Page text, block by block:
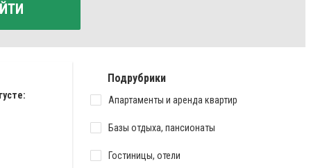
Подрубрики
Апартаменты и аренда квартир
Базы отдыха, пансионаты
Гостиницы, отели